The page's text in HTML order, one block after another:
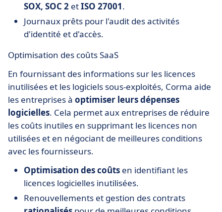
SOX, SOC 2 etISO 27001.
Journaux prêts pour l'audit des activités
d'identité et d'accès.
Optimisation des coûts SaaS
En fournissant des informations sur les licences
inutilisées et les logiciels sous-exploités, Corma aide
les entreprises à optimiser leurs dépenses
logicielles. Cela permet aux entreprises de réduire
les coûts inutiles en supprimant les licences non
utilisées et en négociant de meilleures conditions
avec les fournisseurs.
Optimisation des coûts en identifiant les
licences logicielles inutilisées.
Renouvellements et gestion des contrats